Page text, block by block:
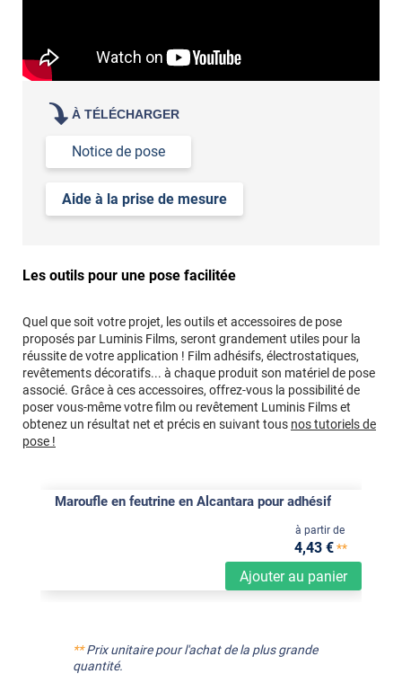
À TÉLÉCHARGER
Notice de pose
Aide à la prise de mesure
Les outils pour une pose facilitée
Quel que soit votre projet, les outils et accessoires de pose
proposés par Luminis Films, seront grandement utiles pour la
réussite de votre application ! Film adhésifs, électrostatiques,
revêtements décoratifs... à chaque produit son matériel de pose
associé. Grâce à ces accessoires, offrez-vous la possibilité de
poser vous-même votre film ou revêtement Luminis Films et
obtenez un résultat net et précis en suivant tous nos tutoriels de
pose !
Maroufle en feutrine en Alcantara pour adhésif
Ajouter au panier
à partir de
4,43 €**
**Prix unitaire pour l'achat de la plus grande
quantité.